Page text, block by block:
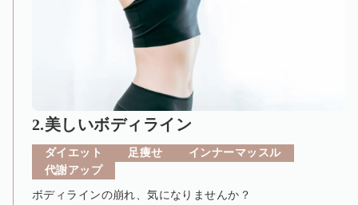
2.美しいボディライン
ダイエット 足痩せ
インナーマッスル
代謝アップ
ボディラインの崩れ、気になりませんか？